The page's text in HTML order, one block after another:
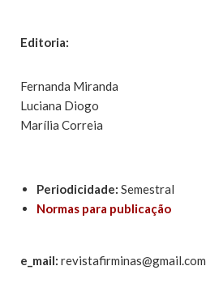
Editoria:
Fernanda Miranda
Luciana Diogo
Marília Correia
Periodicidade: Semestral
Normas para publicação
e_mail: revistafirminas@gmail.com